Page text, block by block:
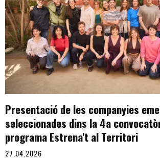
Presentació de les companyies
seleccionades dins la 4a
programa Estrena't al Territori
27.04.2026